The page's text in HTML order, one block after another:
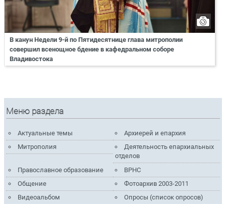
В канун Недели 9-й по Пятидесятнице глава митрополии
совершил всенощное бдение в кафедральном соборе
Владивостока
Меню раздела
Актуальные темы
Архиерей и епархия
Митрополия
Деятельность епархиальных
отделов
Православное образование
ВРНС
Общение
Фотоархив 2003-2011
Видеоальбом
Опросы (список опросов)